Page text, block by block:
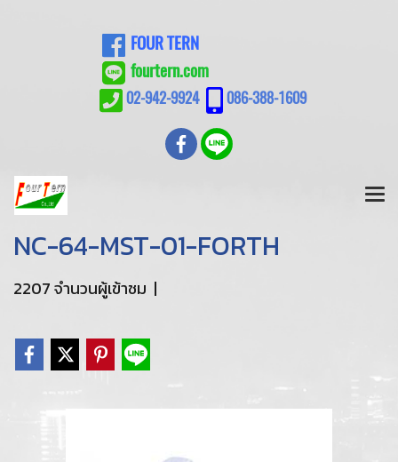
FOUR TERN
fourtern.com
02-942-9924 086-388-1609
NC-64-MST-01-FORTH
2207 จำนวนผู้เข้าชม |